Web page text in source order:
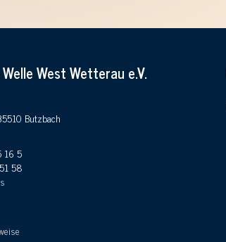
Welle West Wetterau e.V.
Butzbach
5
58